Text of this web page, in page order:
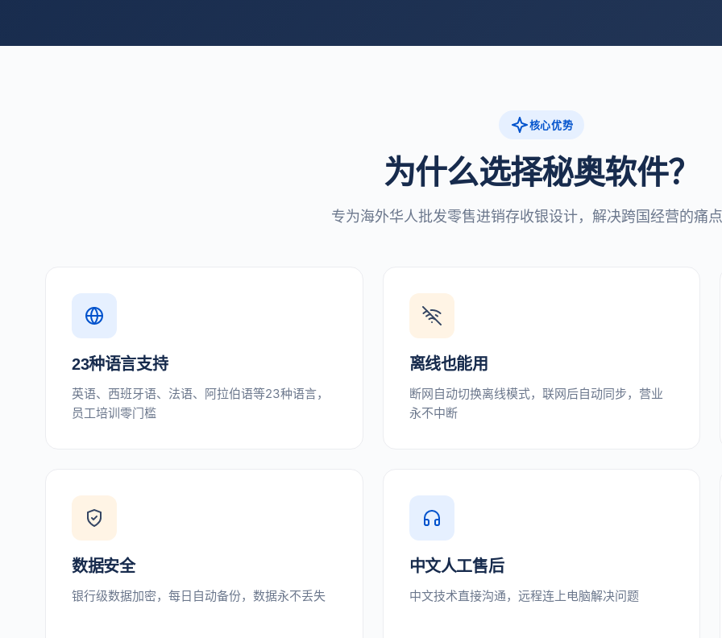
核心优势
为什么选择秘奥软件？
专为海外华人批发零售进销存收银设计，解决跨国经营的痛
23种语言支持
英语、西班牙语、法语、阿拉伯语等23种语言，
员工培训零门槛
离线也能用
断网自动切换离线模式，联网后自动同步，营业
永不中断
数据安全
银行级数据加密，每日自动备份，数据永不丢失
中文人工售后
中文技术直接沟通，远程连上电脑解决问题